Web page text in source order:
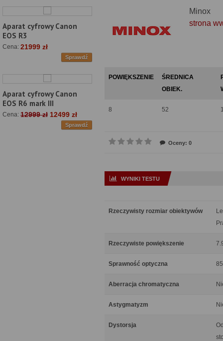
Aparat cyfrowy Canon
EOS R3
Cena: 21999 zł
Sprawdź
Aparat cyfrowy Canon
EOS R6 mark III
Cena: 12999 zł 12499 zł
Sprawdź
Minox
strona
POWIĘKSZENIE
ŚREDNICA
OBIEK.
8 52
Oceny: 0
WYNIKI TESTU
Rzeczywisty rozmiar obiektywów
Rzeczywiste powiększenie
Sprawność optyczna
Aberracja chromatyczna
Astygmatyzm
Dystorsja